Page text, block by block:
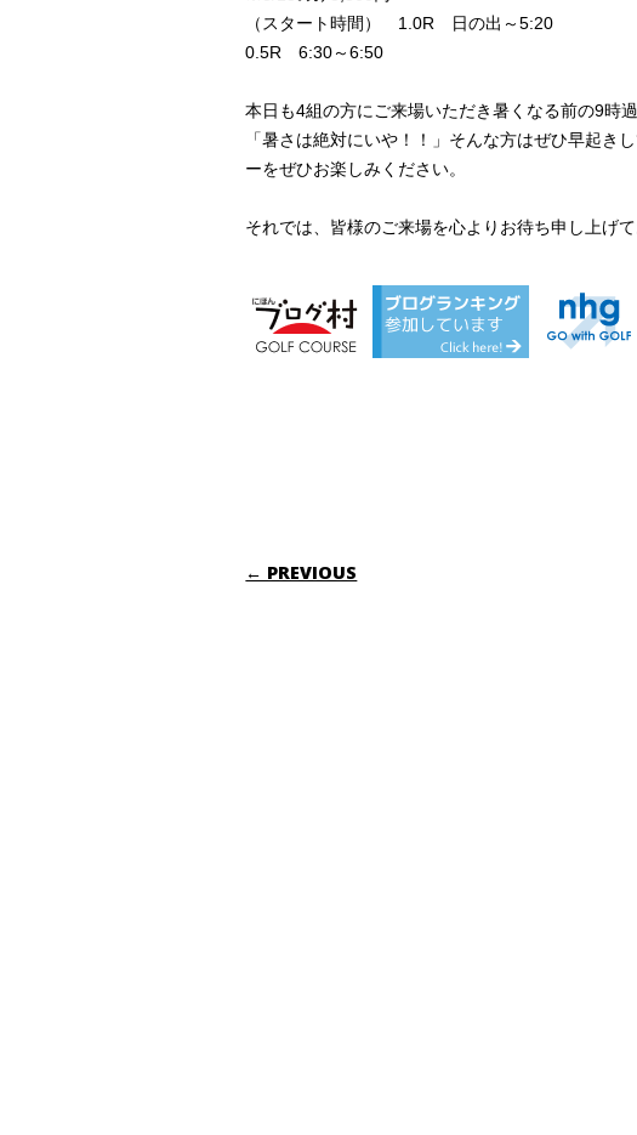
（スタート時間） 1.0R 日の出～5:20
0.5R 6:30～6:50
本日も4組の方にご来場いただき暑くなる前の9時
「暑さは絶対にいや！！」そんな方はぜひ早起き
ーをぜひお楽しみください。
それでは、皆様のご来場を心よりお待ち申し上げ
POST NAVIGATION
← PREVIOUS